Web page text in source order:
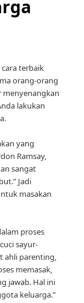
terbaik
orang-orang
menyenangkan
lakukan
yang
Ramsay,
sangat
Jadi
masakan
proses
sayur-
ahli parenting,
memasak,
jawab. Hal ini
keluarga.”